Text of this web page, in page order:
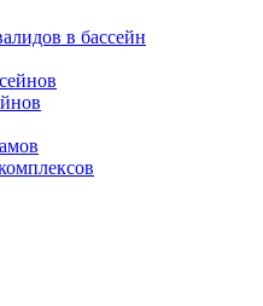
в бассейн